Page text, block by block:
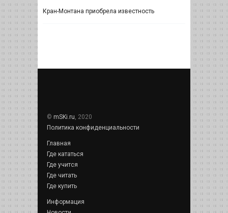
Кран-Монтана приобрела известность
© mSKi.ru, 2020
Политика конфиденциальности
Главная
Где кататься
Где учится
Где читать
Где купить
Информация